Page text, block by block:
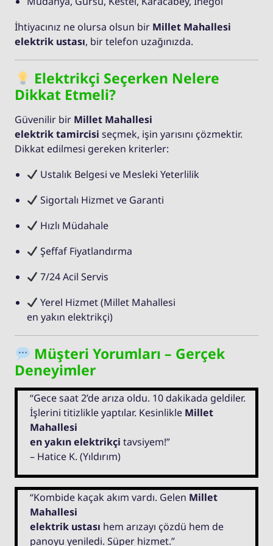
İhtiyacınız ne olursa olsun bir Millet Mahallesi
elektrik ustası, bir telefon uzağınızda.
Elektrikçi Seçerken Nelere
Dikkat Etmeli?
Güvenilir bir Millet Mahallesi
elektrik tamircisi seçmek, işin yarısını çözmektir.
Dikkat edilmesi gereken kriterler:
Ustalık Belgesi ve Mesleki Yeterlilik
Sigortalı Hizmet ve Garanti
Hızlı Müdahale
Şeffaf Fiyatlandırma
7/24 Acil Servis
Yerel Hizmet (Millet Mahallesi
en yakın elektrikçi)
Müşteri Yorumları – Gerçek
Deneyimler
“Gece saat 2’de arıza oldu. 10 dakikada geldiler.
İşlerini titizlikle yaptılar. Kesinlikle Millet
Mahallesi
en yakın elektrikçi tavsiyem!”
– Hatice K. (Yıldırım)
“Kombide kaçak akım vardı. Gelen Millet
Mahallesi
elektrik ustası hem arızayı çözdü hem de
panoyu yeniledi. Süper hizmet.”